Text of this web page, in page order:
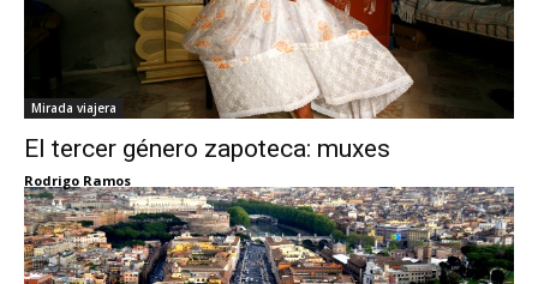
Mirada viajera
El tercer género zapoteca: muxes
Rodrigo Ramos